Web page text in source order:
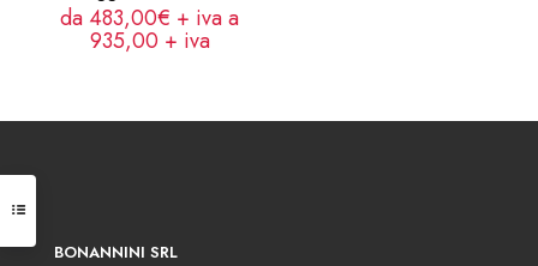
da 483,00€ + iva a
935,00 + iva
BONANNINI SRL